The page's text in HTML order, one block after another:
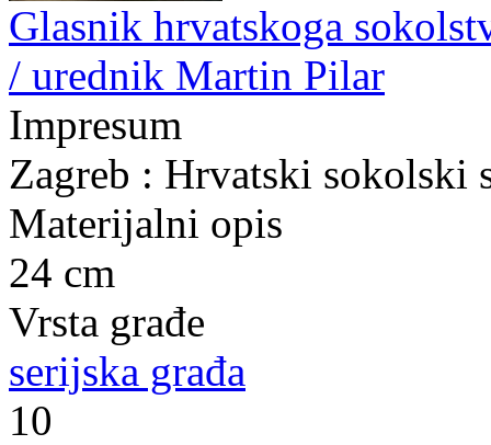
Glasnik hrvatskoga
/ urednik Martin Pilar
Impresum
Zagreb : Hrvatski sokolski
Materijalni opis
24 cm
Vrsta građe
serijska građa
10